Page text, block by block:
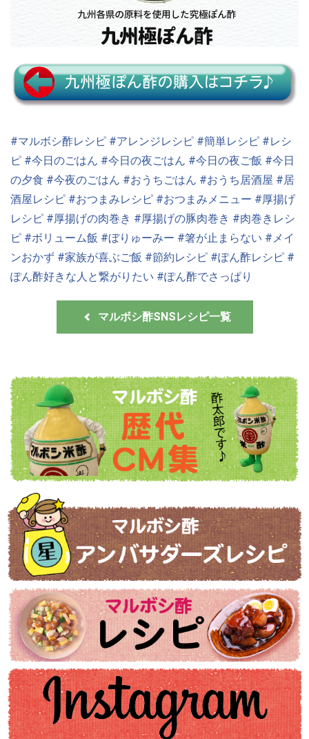
#マルボシ酢レシピ #アレンジレシピ #簡単レシピ #レシ
ピ #今日のごはん #今日の夜ごはん #今日の夜ご飯 #今日
の夕食 #今夜のごはん #おうちごはん #おうち居酒屋 #居
酒屋レシピ #おつまみレシピ #おつまみメニュー #厚揚げ
レシピ #厚揚げの肉巻き #厚揚げの豚肉巻き #肉巻きレシ
ピ #ボリューム飯 #ぼりゅーみー #箸が止まらない #メイ
ンおかず #家族が喜ぶご飯 #節約レシピ #ぽん酢レシピ #
ぽん酢好きな人と繋がりたい #ぽん酢でさっぱり
マルボシ酢SNSレシピ一覧